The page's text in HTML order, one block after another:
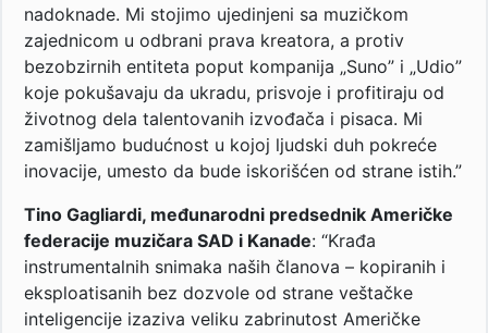
nadoknade. Mi stojimo ujedinjeni sa muzičkom
zajednicom u odbrani prava kreatora, a protiv
bezobzirnih entiteta poput kompanija „Suno” i „Udio”
koje pokušavaju da ukradu, prisvoje i profitiraju od
životnog dela talentovanih izvođača i pisaca. Mi
zamišljamo budućnost u kojoj ljudski duh pokreće
inovacije, umesto da bude iskorišćen od strane istih.”
Tino Gagliardi, međunarodni predsednik Američke
federacije muzičara SAD i Kanade: “Krađa
instrumentalnih snimaka naših članova – kopiranih i
eksploatisanih bez dozvole od strane veštačke
inteligencije izaziva veliku zabrinutost Američke